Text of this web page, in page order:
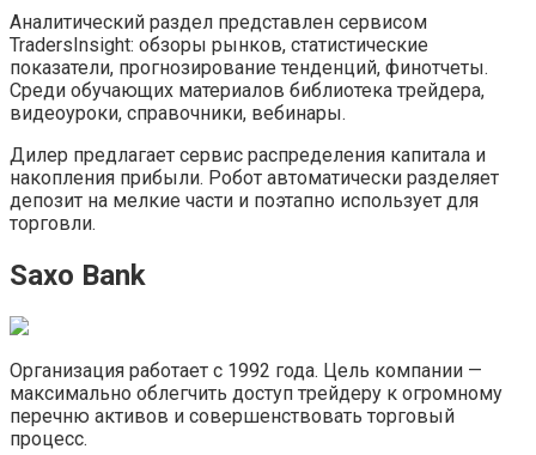
Аналитический раздел представлен сервисом
TradersInsight: обзоры рынков, статистические
показатели, прогнозирование тенденций, финотчеты.
Среди обучающих материалов библиотека трейдера,
видеоуроки, справочники, вебинары.
Дилер предлагает сервис распределения капитала и
накопления прибыли. Робот автоматически разделяет
депозит на мелкие части и поэтапно использует для
торговли.
Saxo Bank
Организация работает с 1992 года. Цель компании —
максимально облегчить доступ трейдеру к огромному
перечню активов и совершенствовать торговый
процесс.